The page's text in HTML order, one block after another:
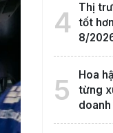
4
Thị
tốt
8/
5
Hoa
từng